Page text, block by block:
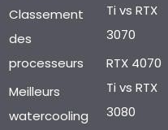
Classement
des
processeurs
Meilleurs
watercooling
Ti vs RTX
3070
RTX 4070
Ti vs RTX
3080